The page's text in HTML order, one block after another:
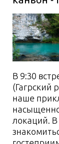
Расстояние на
2 день:
семи озёр
4 день:
Ацетука